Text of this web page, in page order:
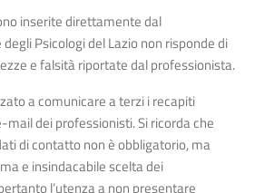
inserite direttamente dal
Psicologi del Lazio non risponde di
e falsità riportate dal professionista.
a comunicare a terzi i recapiti
dei professionisti. Si ricorda che
di contatto non è obbligatorio, ma
e insindacabile scelta dei
l’utenza a non presentare